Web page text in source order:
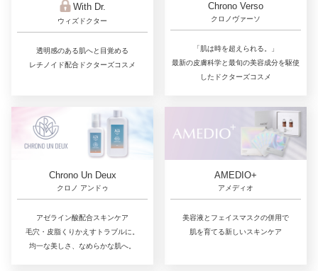
With Dr.
ウィズドクター
透明感のある肌へと目覚める
レチノイド配合ドクターズコスメ
Chrono Verso
クロノヴァーソ
「肌は時を超えられる。」
最新の皮膚科学と最旬の美容成分を駆使
したドクターズコスメ
Chrono Un Deux
クロノ アンドゥ
アゼライン酸配合スキンケア
毛穴・皮脂くりかえすトラブルに。
均一な美しさ、なめらかな肌へ。
AMEDIO+
アメディオ
美容液とフェイスマスクの併用で
肌を育てる新しいスキンケア